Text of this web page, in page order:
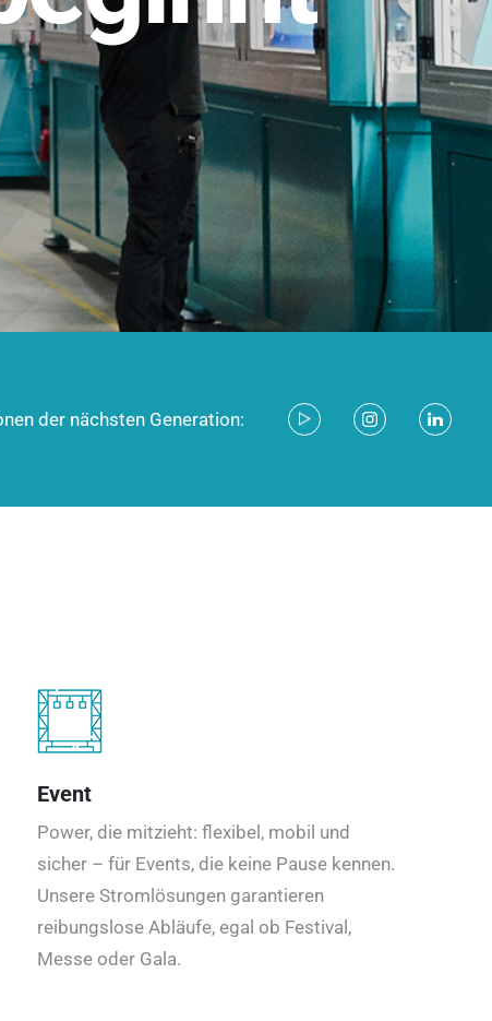
für industrielle Anwendungen –
zukunftsfähig.
der nächsten Generation:
Event
Power, die mitzieht: flexibel, mobil und
sicher – für Events, die keine Pause kennen.
Unsere Stromlösungen garantieren
reibungslose Abläufe, egal ob Festival,
Messe oder Gala.